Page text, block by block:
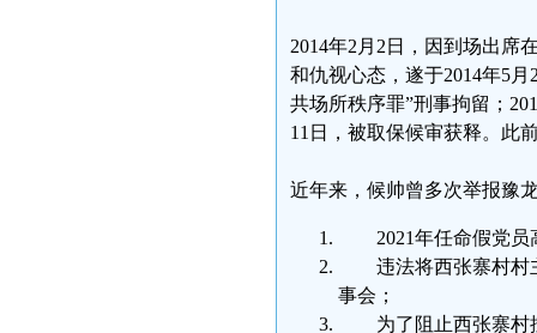
2014年2月2日，因到场出席
和仇视心态，遂于2014年5
共场所秩序罪”刑事拘留；
11日，被取保候审获释。此
近年来，候帅曾多次举报豫
2021年任命假党
违法将西张寨村村
事会；
为了阻止西张寨村